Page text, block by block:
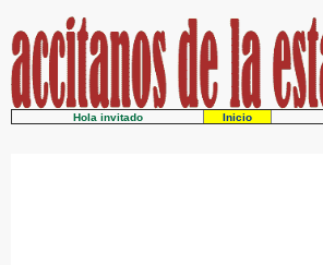
Hola invitado Inicio